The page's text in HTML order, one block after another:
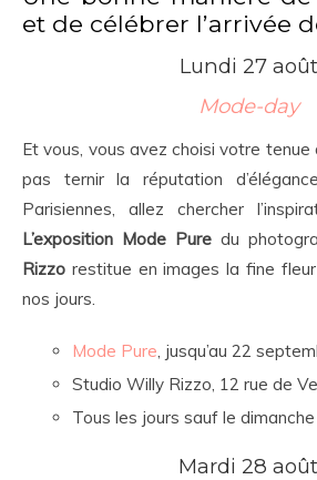
et de célébrer l’arrivée
Lundi 27 août
Mode-day
Et vous, vous avez choisi votre tenue
pas ternir la réputation
Parisiennes, allez chercher
L’exposition Mode Pure du
Rizzo restitue en images la fine
nos jours.
Mode Pure , jusqu’au 22
Studio Willy Rizzo, 12 rue de
Tous les jours sauf le
Mardi 28 août